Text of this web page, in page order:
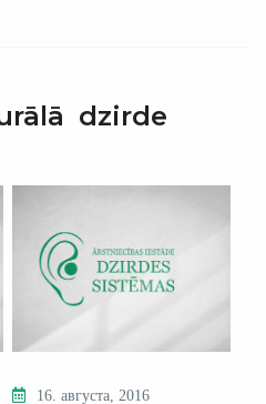
dzirde
16. августа, 2016